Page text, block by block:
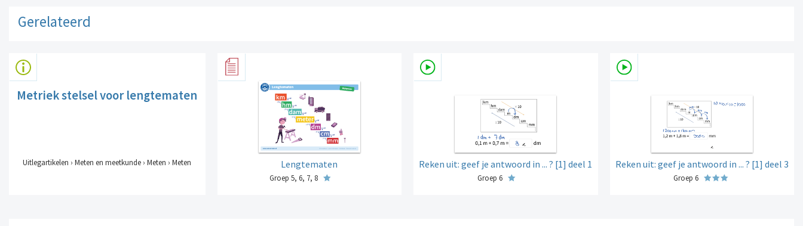
Gerelateerd
Metriek stelsel voor lengtematen
Uitlegartikelen › Meten en meetkunde › Meten › Meten Lengtematen
Groep 5, 6, 7, 8
Reken uit: geef je antwoord in ... ? [1] deel 1
Groep 6
Reken uit: geef je antwoord in ... ? [1] deel 3
Groep 6